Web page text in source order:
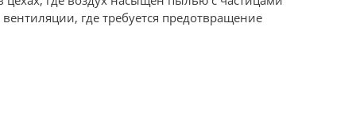
где требуется предотвращение